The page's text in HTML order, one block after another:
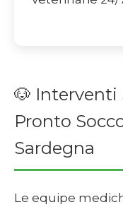
🐶 Interventi
Pronto
Sardegna
Le equipe